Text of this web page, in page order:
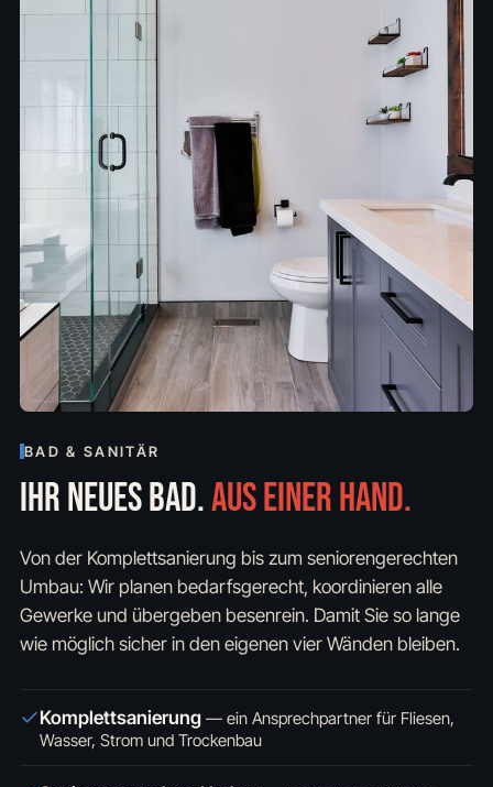
BAD & SANITÄR
IHR NEUES BAD.AUS EINER HAND.
Von der Komplettsanierung bis zum seniorengerechten
Umbau: Wir planen bedarfsgerecht, koordinieren alle
Gewerke und übergeben besenrein. Damit Sie so lange
wie möglich sicher in den eigenen vier Wänden bleiben.
Komplettsanierung — ein Ansprechpartner für Fliesen,
Wasser, Strom und Trockenbau